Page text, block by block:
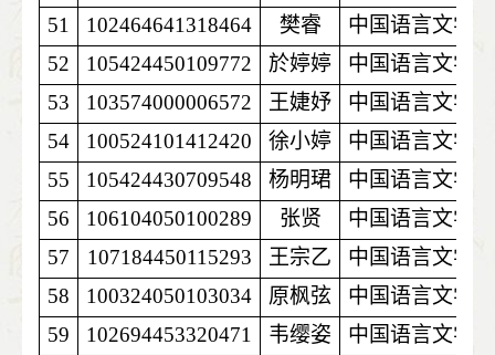
51
102464641318464 樊睿
中国语言文学
52
105424450109772 於婷婷
中国语言文学
53
103574000006572 王婕妤
中国语言文学
54
100524101412420 徐小婷
中国语言文学
55
105424430709548 杨明珺
中国语言文学
56
106104050100289 张贤
中国语言文学
57
107184450115293 王宗乙
中国语言文学
58
100324050103034 原枫弦
中国语言文学
59
102694453320471 韦缨姿
中国语言文学